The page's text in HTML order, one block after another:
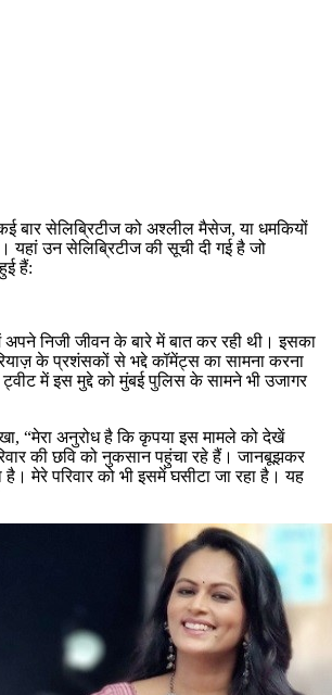
बार सेलिब्रिटीज को अश्लील मैसेज, या धमकियों
यहां उन सेलिब्रिटीज की सूची दी गई है जो
हैं:
अपने निजी जीवन के बारे में बात कर रही थी। इसका
के प्रशंसकों से भद्दे कॉमेंट्स का सामना करना
में इस मुद्दे को मुंबई पुलिस के सामने भी उजागर
“मेरा अनुरोध है कि कृपया इस मामले को देखें
की छवि को नुकसान पहुंचा रहे हैं। जानबूझकर
है। मेरे परिवार को भी इसमें घसीटा जा रहा है। यह